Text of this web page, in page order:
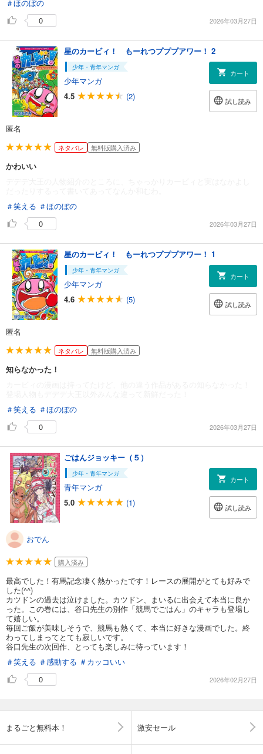
＃ほのぼの
0
2026年03月27日
星のカービィ！ もーれつプププアワー！ 2
少年・青年マンガ
少年マンガ
4.5
(2)
カート
試し読み
匿名
ネタバレ 無料版購入済み
かわいい
＃笑える ＃ほのぼの
0
2026年03月27日
星のカービィ！ もーれつプププアワー！ 1
少年・青年マンガ
少年マンガ
4.6
(5)
カート
試し読み
匿名
ネタバレ 無料版購入済み
知らなかった！
＃笑える ＃ほのぼの
0
2026年03月27日
ごはんジョッキー（５）
少年・青年マンガ
青年マンガ
5.0
(1)
カート
試し読み
おでん
購入済み
最高でした！有馬記念凄く熱かったです！レースの展開がとても好みで
した(^^)
カツドンの過去は泣けました。カツドン、まいるに出会えて本当に良か
った。この巻には、谷口先生の別作「競馬でごはん」のキャラも登場し
て嬉しい。
毎回ご飯が美味しそうで、競馬も熱くて、本当に好きな漫画でした。終
わってしまってとても寂しいです。
谷口先生の次回作、とっても楽しみに待っています！
＃笑える ＃感動する ＃カッコいい
0
2026年02月27日
まるごと無料本！ 激安セール